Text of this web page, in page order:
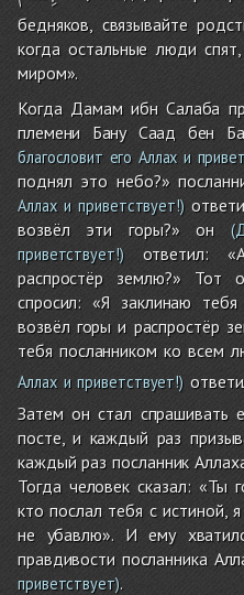
бедняков, связывайте
когда остальные люди
миром».
Когда Дамам ибн Салаба
племени Бану Саад бен
благословит его Аллах и
поднял это небо?»
Аллах и приветствует!)
возвёл эти горы?» он
приветствует!)ответил:
распростёр землю?» Тот
спросил: «Я заклинаю
возвёл горы и распростёр
тебя посланником ко всем
Аллах и приветствует!)
Затем он стал спрашивать
посте, и каждый раз
каждый раз посланник
Тогда человек сказал: «Ты
кто послал тебя с истиной,
не убавлю». И ему
правдивости посланника
приветствует).